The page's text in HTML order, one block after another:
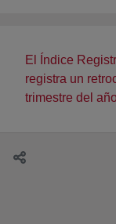
El Índice
registra un
trimestre del